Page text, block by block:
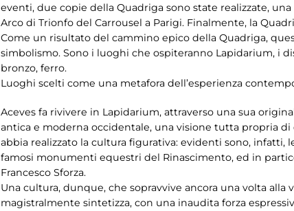
eventi, due copie della Quadriga sono state realizzate,
Arco di Trionfo del Carrousel a Parigi. Finalmente, la
Come un risultato del cammino epico della Quadriga,
simbolismo. Sono i luoghi che ospiteranno Lapidarium, i
bronzo, ferro.
Luoghi scelti come una metafora dell’esperienza
Aceves fa rivivere in Lapidarium, attraverso una sua
antica e moderna occidentale, una visione tutta propria
abbia realizzato la cultura figurativa: evidenti sono, infatti,
famosi monumenti equestri del Rinascimento, ed in
Francesco Sforza.
Una cultura, dunque, che sopravvive ancora una volta
magistralmente sintetizza, con una inaudita forza